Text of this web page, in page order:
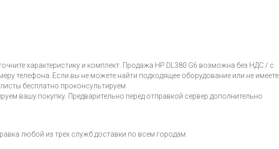
характеристику и комплект. Продажа HP DL380 G6 возможна без НДС / с
телефона. Если вы не можете найти подходящее оборудование или не имеете
бесплатно проконсультируем.
вашу покупку. Предварительно перед отправкой сервер дополнительно
любой из трех служб доставки по всем городам.